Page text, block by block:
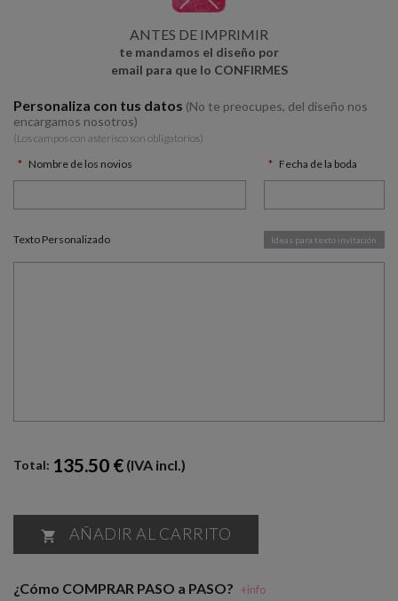
ANTES DE IMPRIMIR
te mandamos el diseño por
email para que lo CONFIRMES
Personaliza con tus datos (No te preocupes, del diseño nos
encargamos nosotros)
(Los campos con asterísco son obligatorios)
Nombre de los novios
Fecha de la boda
Texto Personalizado Ideas para texto invitación
Total: 135.50 € (IVA incl.)
 AÑADIR AL CARRITO
¿Cómo COMPRAR PASO a PASO? +info